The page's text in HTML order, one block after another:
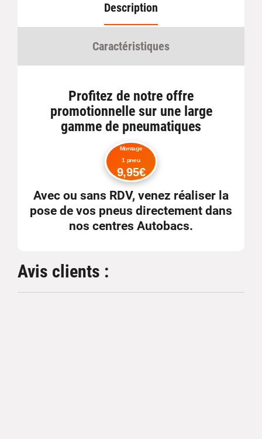
Description
Caractéristiques
Profitez de notre offre
promotionnelle sur une large
gamme de pneumatiques
Montage
1 pneu
9,95€
Avec ou sans RDV, venez réaliser la
pose de vos pneus directement dans
nos centres Autobacs.
Avis clients :